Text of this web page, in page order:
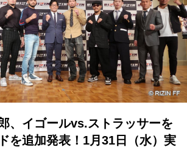
、イゴールvs.ストラッサーを
を追加発表！1月31日（水）実